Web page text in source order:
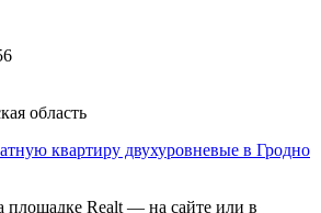
область
квартиру двухуровневые в Гродно
площадке Realt — на сайте или в